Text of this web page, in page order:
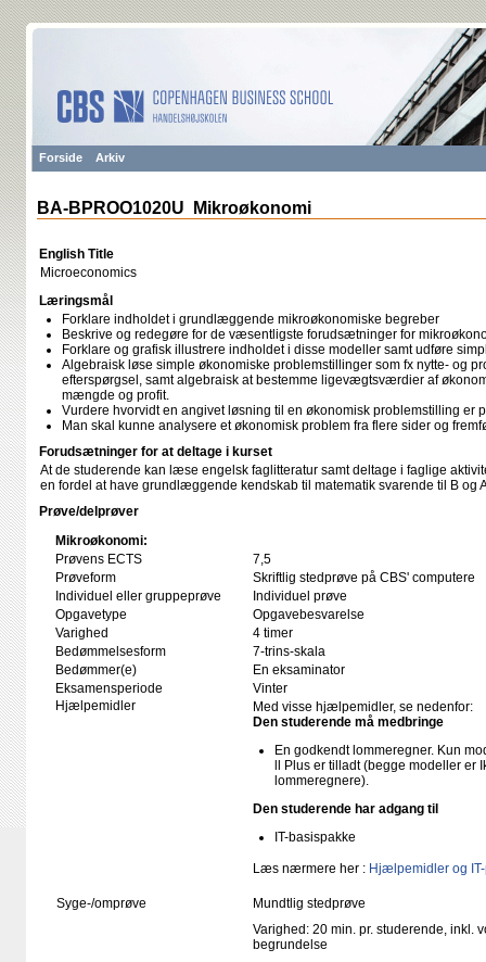
Forside Arkiv
BA-BPROO1020U Mikroøkonomi
English Title
Microeconomics
Læringsmål
Forklare indholdet i grundlæggende mikroøkonomiske begreber
Beskrive og redegøre for de væsentligste forudsætninger for
Forklare og grafisk illustrere indholdet i disse modeller samt udføre
Algebraisk løse simple økonomiske problemstillinger som fx nytte- og
efterspørgsel, samt algebraisk at bestemme ligevægtsværdier af
mængde og profit.
Vurdere hvorvidt en angivet løsning til en økonomisk problemstilling er
Man skal kunne analysere et økonomisk problem fra flere sider og
Forudsætninger for at deltage i kurset
At de studerende kan læse engelsk faglitteratur samt deltage i faglige
en fordel at have grundlæggende kendskab til matematik svarende til B og
Prøve/delprøver
Mikroøkonomi:
Prøvens ECTS
7,5
Prøveform
Skriftlig stedprøve på CBS' computere
Individuel eller gruppeprøve
Individuel prøve
Opgavetype
Opgavebesvarelse
Varighed
4 timer
Bedømmelsesform
7-trins-skala
Bedømmer(e)
En eksaminator
Eksamensperiode
Vinter
Hjælpemidler
Med visse hjælpemidler, se nedenfor:
Den studerende må medbringe
En godkendt lommeregner. Kun
ll Plus er tilladt (begge modeller
lommeregnere).
Den studerende har adgang til
IT-basispakke
Læs nærmere her : Hjælpemidler og
Syge-/omprøve
Mundtlig stedprøve
Varighed: 20 min. pr. studerende, inkl.
begrundelse